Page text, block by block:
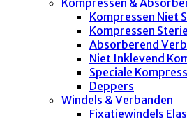
Kompressen Niet
Kompressen
Absorberend
Niet Inklevend
Speciale
Deppers
Windels & Verbanden
Fixatiewindels